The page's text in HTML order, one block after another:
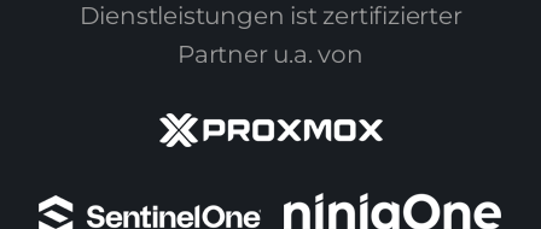
Dienstleistungen ist zertifizierter
Partner u.a. von